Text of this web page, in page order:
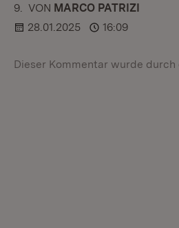
9. KOMMENTAR
VON :MARCO PATRIZI
28.01.2025
16:09
Dieser Kommentar wurde